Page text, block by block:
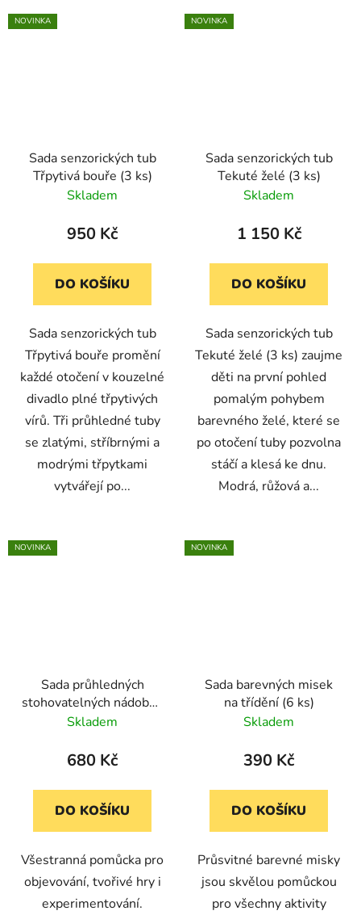
NOVINKA
Sada senzorických tub
Třpytivá bouře (3 ks)
Skladem
950 Kč
DO KOŠÍKU
Sada senzorických tub
Třpytivá bouře promění
každé otočení v kouzelné
divadlo plné třpytivých
vírů. Tři průhledné tuby
se zlatými, stříbrnými a
modrými třpytkami
vytvářejí po...
NOVINKA
Sada senzorických tub
Tekuté želé (3 ks)
Skladem
1 150 Kč
DO KOŠÍKU
Sada senzorických tub
Tekuté želé (3 ks) zaujme
děti na první pohled
pomalým pohybem
barevného želé, které se
po otočení tuby pozvolna
stáčí a klesá ke dnu.
Modrá, růžová a...
NOVINKA
Sada průhledných
stohovatelných nádobek
v 6 barvách (18 ks)
Skladem
680 Kč
DO KOŠÍKU
Všestranná pomůcka pro
objevování, tvořivé hry i
experimentování.
NOVINKA
Sada barevných misek
na třídění (6 ks)
Skladem
390 Kč
DO KOŠÍKU
Průsvitné barevné misky
jsou skvělou pomůckou
pro všechny aktivity